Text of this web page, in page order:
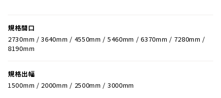
規格間口
2730mm / 3640mm / 4550mm / 5460mm / 6370mm / 7280mm /
8190mm
規格出幅
1500mm / 2000mm / 2500mm / 3000mm